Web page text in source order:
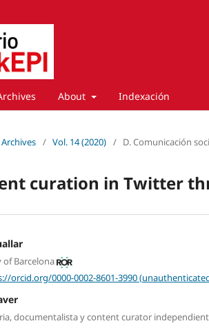
About Indexación
Archives / Vol. 14 (2020) / D. Comunicación
curation in Twitter
of Barcelona
orcid.org/0000-0002-8601-3990
documentalista y content curator